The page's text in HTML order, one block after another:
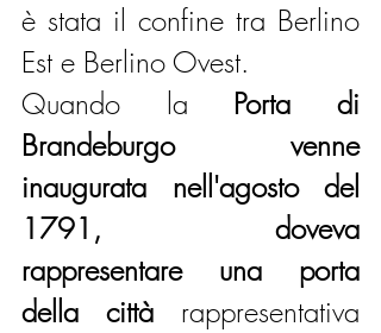
è stata il confine tra Berlino
Est e Berlino Ovest.
Quando la Porta di
Brandeburgo venne
inaugurata nell'agosto del
1791, doveva
rappresentare una porta
della città rappresentativa